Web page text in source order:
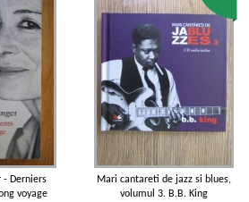
- Derniers
voyage
Mari cantareti de jazz si blues,
volumul 3. B.B. King